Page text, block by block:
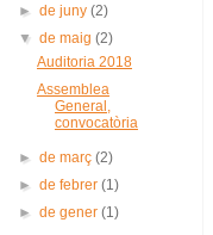
►de juny(2)
▼de maig(2)
Auditoria 2018
Assemblea
General,
convocatòria
►de març(2)
►de febrer(1)
►de gener(1)